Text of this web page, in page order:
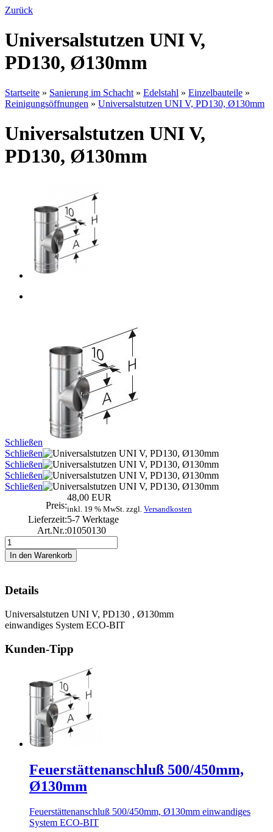
Zurück
Universalstutzen UNI V,
PD130, Ø130mm
Startseite » Sanierung im Schacht » Edelstahl » Einzelbauteile »
Reinigungsöffnungen » Universalstutzen UNI V, PD130, Ø130mm
Universalstutzen UNI V,
PD130, Ø130mm
Schließen
Schließen
Schließen
Schließen
Schließen
Preis:
48,00 EUR
inkl. 19 % MwSt. zzgl. Versandkosten
Lieferzeit:5-7 Werktage
Art.Nr.:01050130
Details
Universalstutzen UNI V, PD130 , Ø130mm
einwandiges System ECO-BIT
Kunden-Tipp
Feuerstättenanschluß 500/450mm,
Ø130mm
Feuerstättenanschluß 500/450mm, Ø130mm einwandiges
System ECO-BIT